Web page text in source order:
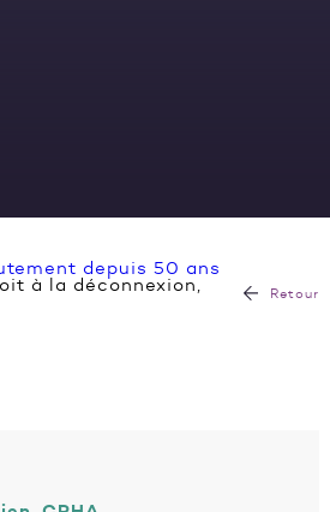
Retour
depuis 50 ans
à la déconnexion,